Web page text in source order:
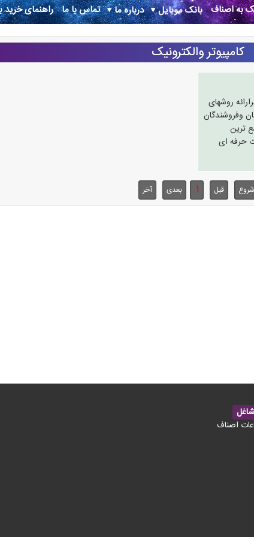
به اصناف بانک موبایل درباره ما تماس با ما راهنمای خرید
کامپیوتر والکترونیک
روشهای
وفروشندگان
ترین
حرفه ای
شروع قبل 1 بعدی آخر
اصناف